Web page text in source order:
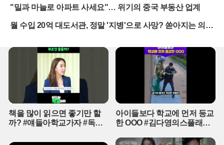
들의 역할 분담도 더욱 정교해질 전망이다. 김종민은 특유의 직관으
는 통찰력을 발휘하며 팀의 두뇌 역할을 수행한다. 피지컬 미션의 강
듭난 고경표까지 각자의 전문 분야를 더욱 심화시켜 한층 높아진 난
이도의 탈출 미션에 도전하게 된다.떠나는 큰형님 강호동의 품격 있
는 배웅도 화제를 모았다. 그는 후배들이 더 넓은 상상력을 펼칠 수 있
도록 응원을 아끼지 않으며, '어디서든 단서는 존재한다'는 프로그램
의 핵심 철학을 다시 한번 일깨웠다. 강호동은 본인의 하차가 끝이 아
닌 새로운 시작임을 강조하며, 시청자들에게 변함없는 사랑을 당부했
다. 그의 따뜻한 격려는 남겨진 멤버들에게 큰 책임감과 동시에 동기
부여가 되고 있다.이번 새 시즌은 티빙 오리지널로 무대를 옮겨 더욱
탄탄한 스토리를 결합해 방 탈출 예능의 새 지평을 열었던 과거의 영
"밀과 마늘로 아파트 사세요"… 위기의 중국 부동산 업계
월 수입 20억 대도서관, 정말 '지병'으로 사망? 쏟아지는 의혹
책을 많이 읽으면 좋기만 할
까? #얘들아학교가자 #독서
아이들보다 학교에 먼저 등교
한 OOO #김다영의스플래시